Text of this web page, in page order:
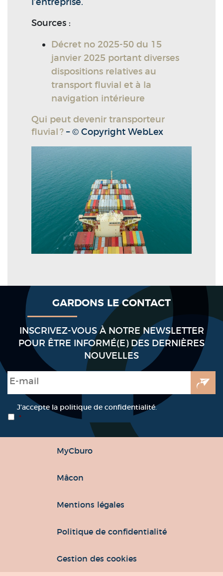
Sources :
Décret no 2025-50 du 15
janvier 2025 portant diverses
dispositions relatives au
transport fluvial et à la
navigation intérieure
Qui peut devenir transporteur
fluvial ? – © Copyright WebLex
GARDONS LE CONTACT
INSCRIVEZ-VOUS À NOTRE NEWSLETTER
POUR ÊTRE INFORMÉ(E) DES DERNIÈRES
NOUVELLES
E-mail
RGPD *
J’accepte la politique de confidentialité.
*
MyCburo
Mâcon
Mentions légales
Politique de confidentialité
Gestion des cookies